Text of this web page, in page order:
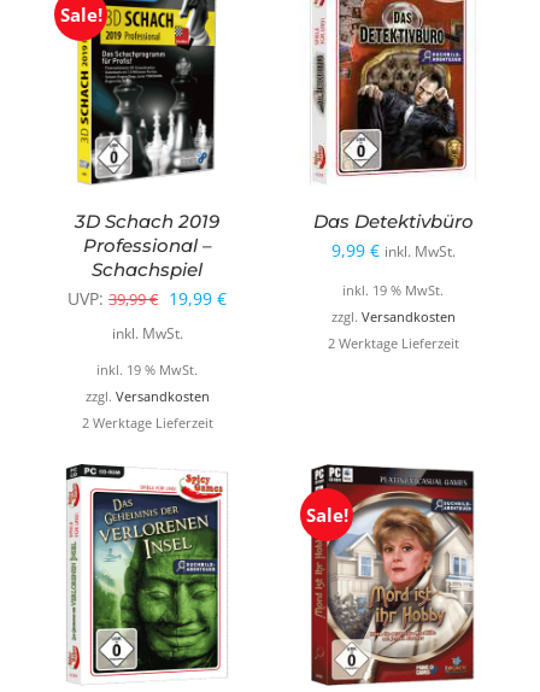
Sale!
3D Schach 2019
Professional –
Schachspiel
UVP: 39,99€ Ursprünglicher
Preis
war:
39,99 €
19,99 €Aktueller
inkl. MwSt.
inkl. 19 % MwSt.
zzgl. Versandkosten
2 Werktage Lieferzeit
Das Detektivbüro
9,99 € inkl. MwSt.
inkl. 19 % MwSt.
zzgl. Versandkosten
2 Werktage Lieferzeit
Sale!